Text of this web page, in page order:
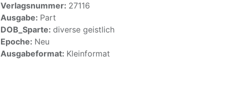
Verlagsnummer: 27116
Ausgabe: Part
DOB_Sparte: diverse geistlich
Epoche: Neu
Ausgabeformat: Kleinformat